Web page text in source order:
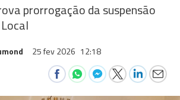
prorrogação da suspensão
25 fev 2026 12:18